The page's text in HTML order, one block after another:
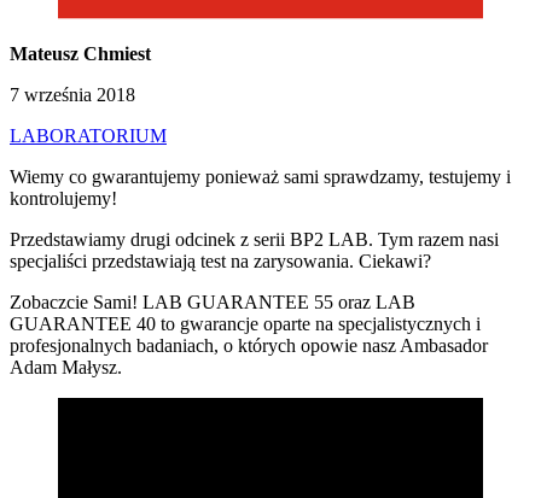
Mateusz Chmiest
7 września 2018
LABORATORIUM
Wiemy co gwarantujemy ponieważ sami sprawdzamy, testujemy i
kontrolujemy!
Przedstawiamy drugi odcinek z serii BP2 LAB. Tym razem nasi
specjaliści przedstawiają test na zarysowania. Ciekawi?
Zobaczcie Sami! LAB GUARANTEE 55 oraz LAB
GUARANTEE 40 to gwarancje oparte na specjalistycznych i
profesjonalnych badaniach, o których opowie nasz Ambasador
Adam Małysz.